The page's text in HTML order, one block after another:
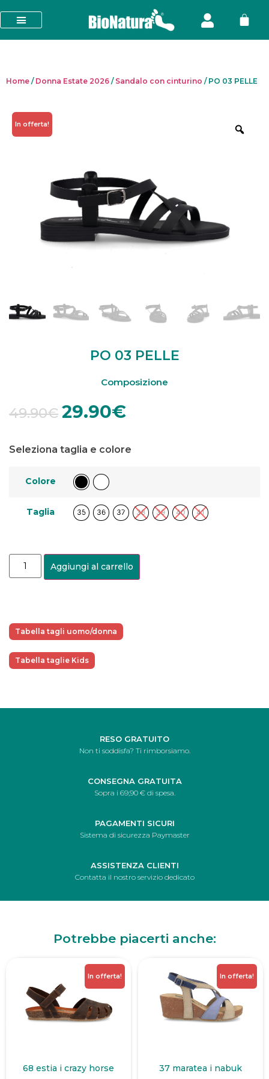
Home / Donna Estate 2026 / Sandalo con cinturino / PO 03 PELLE
PO 03 PELLE
Composizione
49.90€ 29.90€
Seleziona taglia e colore
Colore
Taglia 35 36 37 38 39 40 41
Aggiungi al carrello
Tabella tagli uomo/donna
Tabella taglie Kids
In offerta!
RESO GRATUITO
Non ti soddisfa? Ti rimborsiamo.
CONSEGNA GRATUITA
Sopra i 69,90 € di spesa.
PAGAMENTI SICURI
Sistema di sicurezza Paymaster
ASSISTENZA CLIENTI
Contatta il nostro servizio dedicato
Potrebbe piacerti anche:
In offerta!
68 estia i crazy horse
In offerta!
37 maratea i nabuk